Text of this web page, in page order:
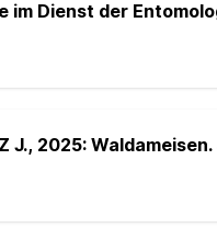
im Dienst der
J., 2025: